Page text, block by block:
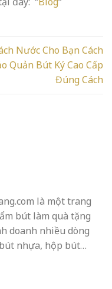
Nước Cho Bạn Cách
Quản Bút Ký Cao Cấp
Đúng Cách
là một trang
bút làm quà tặng
doanh nhiều dòng
nhựa, hộp bút…